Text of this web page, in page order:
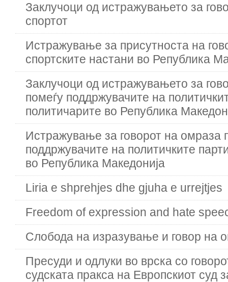
Заклучоци од истражувањето за
спортот
Истражување за присутноста на
спортските настани во Република
Заклучоци од истражувањето зa
помеѓу поддржувачите на
политичарите во Република
Истражување за говорот на омраза
поддржувачите на политичките
во Република Македонија
Liria e shprehjes dhe gjuha e urrejtjes
Freedom of expression and hate
Слобода на изразување и говор на
Пресуди и одлуки во врска со
судската пракса на Европскиот суд